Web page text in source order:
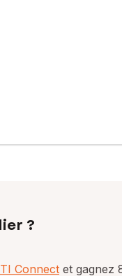
?
Connect et gagnez